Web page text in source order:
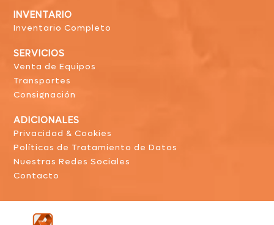
INVENTARIO
Inventario Completo
SERVICIOS
Venta de Equipos
Transportes
Consignación
ADICIONALES
Privacidad & Cookies
Políticas de Tratamiento de Datos
Nuestras Redes Sociales
Contacto